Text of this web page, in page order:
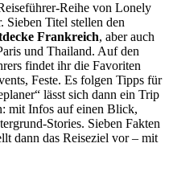
Reihe von Lonely
Sieben Titel stellen den
Frankreich, aber auch
und Thailand. Auf den
findet ihr die Favoriten
Feste. Es folgen Tipps für
lässt sich dann ein Trip
mit Infos auf einen Blick,
Stories. Sieben Fakten
dann das Reiseziel vor – mit